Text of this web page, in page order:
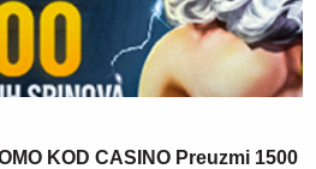
KOD CASINO Preuzmi 1500